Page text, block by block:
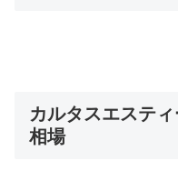
カルタスエステ
相場